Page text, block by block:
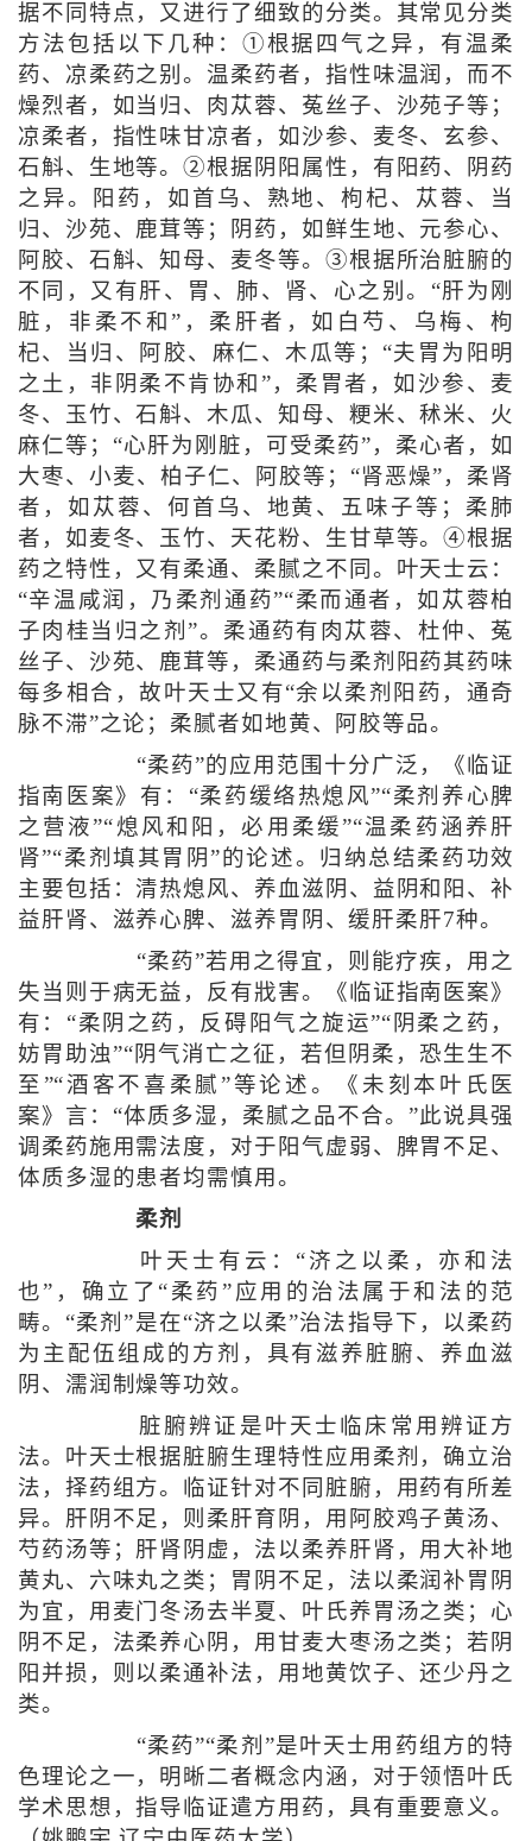
据不同特点，又进行了细致的分类。其常见分类
方法包括以下几种：①根据四气之异，有温柔
药、凉柔药之别。温柔药者，指性味温润，而不
燥烈者，如当归、肉苁蓉、菟丝子、沙苑子等；
凉柔者，指性味甘凉者，如沙参、麦冬、玄参、
石斛、生地等。②根据阴阳属性，有阳药、阴药
之异。阳药，如首乌、熟地、枸杞、苁蓉、当
归、沙苑、鹿茸等；阴药，如鲜生地、元参心、
阿胶、石斛、知母、麦冬等。③根据所治脏腑的
不同，又有肝、胃、肺、肾、心之别。“肝为刚
脏，非柔不和”，柔肝者，如白芍、乌梅、枸
杞、当归、阿胶、麻仁、木瓜等；“夫胃为阳明
之土，非阴柔不肯协和”，柔胃者，如沙参、麦
冬、玉竹、石斛、木瓜、知母、粳米、秫米、火
麻仁等；“心肝为刚脏，可受柔药”，柔心者，如
大枣、小麦、柏子仁、阿胶等；“肾恶燥”，柔肾
者，如苁蓉、何首乌、地黄、五味子等；柔肺
者，如麦冬、玉竹、天花粉、生甘草等。④根据
药之特性，又有柔通、柔腻之不同。叶天士云：
“辛温咸润，乃柔剂通药”“柔而通者，如苁蓉柏
子肉桂当归之剂”。柔通药有肉苁蓉、杜仲、菟
丝子、沙苑、鹿茸等，柔通药与柔剂阳药其药味
每多相合，故叶天士又有“余以柔剂阳药，通奇
脉不滞”之论；柔腻者如地黄、阿胶等品。
“柔药”的应用范围十分广泛，《临证
指南医案》有：“柔药缓络热熄风”“柔剂养心脾
之营液”“熄风和阳，必用柔缓”“温柔药涵养肝
肾”“柔剂填其胃阴”的论述。归纳总结柔药功效
主要包括：清热熄风、养血滋阴、益阴和阳、补
益肝肾、滋养心脾、滋养胃阴、缓肝柔肝7种。
“柔药”若用之得宜，则能疗疾，用之
失当则于病无益，反有戕害。《临证指南医案》
有：“柔阴之药，反碍阳气之旋运”“阴柔之药，
妨胃助浊”“阴气消亡之征，若但阴柔，恐生生不
至”“酒客不喜柔腻”等论述。《未刻本叶氏医
案》言：“体质多湿，柔腻之品不合。”此说具强
调柔药施用需法度，对于阳气虚弱、脾胃不足、
体质多湿的患者均需慎用。
柔剂
叶天士有云：“济之以柔，亦和法
也”，确立了“柔药”应用的治法属于和法的范
畴。“柔剂”是在“济之以柔”治法指导下，以柔药
为主配伍组成的方剂，具有滋养脏腑、养血滋
阴、濡润制燥等功效。
脏腑辨证是叶天士临床常用辨证方
法。叶天士根据脏腑生理特性应用柔剂，确立治
法，择药组方。临证针对不同脏腑，用药有所差
异。肝阴不足，则柔肝育阴，用阿胶鸡子黄汤、
芍药汤等；肝肾阴虚，法以柔养肝肾，用大补地
黄丸、六味丸之类；胃阴不足，法以柔润补胃阴
为宜，用麦门冬汤去半夏、叶氏养胃汤之类；心
阴不足，法柔养心阴，用甘麦大枣汤之类；若阴
阳并损，则以柔通补法，用地黄饮子、还少丹之
类。
“柔药”“柔剂”是叶天士用药组方的特
色理论之一，明晰二者概念内涵，对于领悟叶氏
学术思想，指导临证遣方用药，具有重要意义。